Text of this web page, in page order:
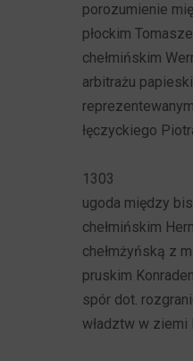
porozumienie
płockim
chełmińskim
arbitrażu
łęczyckiego
1303
ugoda między
chełmińskim
chełmżyńską z
pruskim
spór dot.
władztw w ziemi